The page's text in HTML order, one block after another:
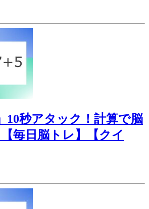
10秒アタック！計算で脳
毎日脳トレ】【クイ